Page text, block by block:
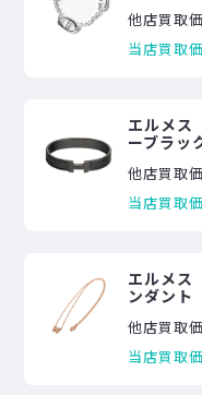
他店買取
当店買取
エルメ
ーブラッ
他店買取
当店買取
エルメ
ンダント
他店買取
当店買取